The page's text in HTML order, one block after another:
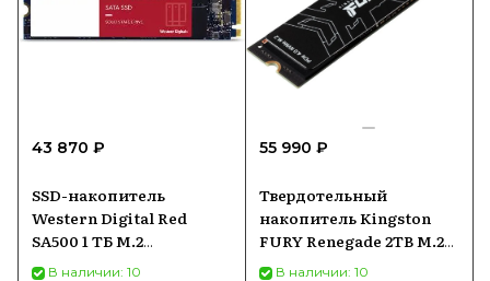
43 870 ₽
SSD-накопитель
Western Digital Red
SA500 1 ТБ M.2
(WDS100T1R0B)
В наличии: 10
55 990 ₽
Твердотельный
накопитель Kingston
FURY Renegade 2TB M.2
SFYRD2000G
В наличии: 10